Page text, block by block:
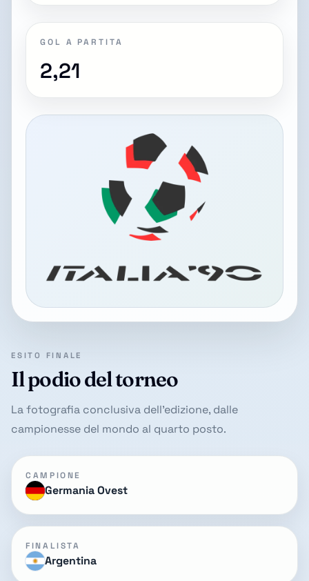
GOL A PARTITA
2,21
ESITO FINALE
Il podio del torneo
La fotografia conclusiva dell'edizione, dalle
campionesse del mondo al quarto posto.
CAMPIONE
Germania Ovest
FINALISTA
Argentina